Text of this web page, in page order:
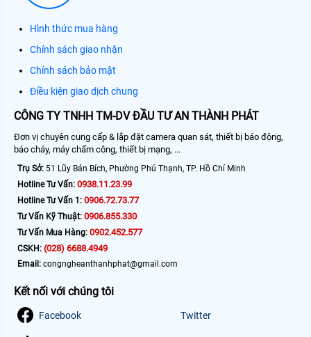
Hình thức mua hàng
Chính sách giao nhận
Chính sách bảo mật
Điều kiện giao dịch chung
CÔNG TY TNHH TM-DV ĐẦU TƯ AN THÀNH PHÁT
Đơn vị chuyên cung cấp & lắp đặt camera quan sát, thiết bị báo động,
báo cháy, máy chấm công, thiết bị mạng, ...
Trụ Sở: 51 Lũy Bán Bích, Phường Phú Thạnh, TP. Hồ Chí Minh
Hotline Tư Vấn: 0938.11.23.99
Hotline Tư Vấn 1: 0906.72.73.77
Tư Vấn Kỹ Thuật: 0906.855.330
Tư Vấn Mua Hàng: 0902.452.577
CSKH: (028) 6688.4949
Email: congngheanthanhphat@gmail.com
Kết nối với chúng tôi
Facebook Twitter